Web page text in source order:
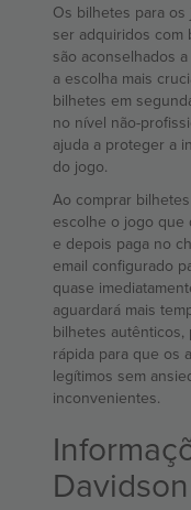
Os bilhetes para
ser adquiridos com
são aconselhados
a escolha mais
bilhetes em
no nível não-
ajuda a proteger a
do jogo.
Ao comprar
escolhe o jogo que
e depois paga no
email configurado
quase
aguardará mais
bilhetes
rápida para que os
legítimos sem
inconvenientes.